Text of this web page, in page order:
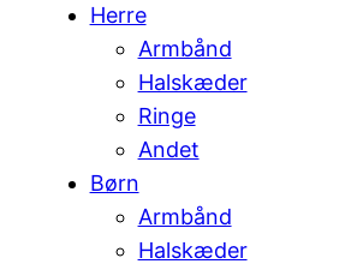
Herre
Armbånd
Halskæder
Ringe
Andet
Børn
Armbånd
Halskæder